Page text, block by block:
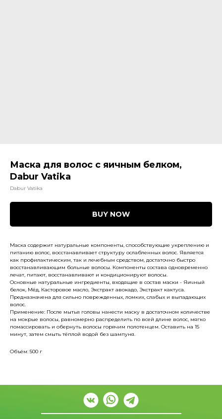
Маска для волос с яичным белком,
Dabur Vatika
Dabur Vatika
BUY NOW
Маска содержит натуральные компоненты, способствующие укреплению и
питанию волос, восстанавливает структуру ослабленных волос. Является
как профилактическим, так и лечебным средством, достаточно быстро
восстанавливающим больные волосы. Компоненты состава одновременно
лечат, питают, восстанавливают и кондиционируют волосы.
Основные натуральные ингредиенты, входящие в состав маски - Яичный
белок, Мёд, Касторовое масло, Экстракт авокадо, Экстракт кактуса.
Предназначена для сильно поврежденных, ломких, слабых и выпадающих
волос.
Применение: После мытья головы нанести маску в достаточном количестве
на мокрые волосы, равномерно распределить по всей длине волос, мягко
помассировать и обернуть волосы горячим полотенцем. Оставить на 15
минут, затем смыть тёплой водой без шампуня.
Объём: 500 г